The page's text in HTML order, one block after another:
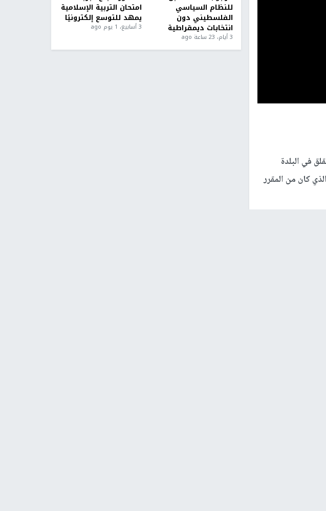
في البلدة
كان من المقرر
للنظام السياسي
الفلسطيني دون
انتخابات ديمقراطية
3 أيام، 23 ساعة ago
امتحان التربية الإسلامية
يمهد للتوسع إلكترونيًا
3 أسابيع، 1 يوم ago